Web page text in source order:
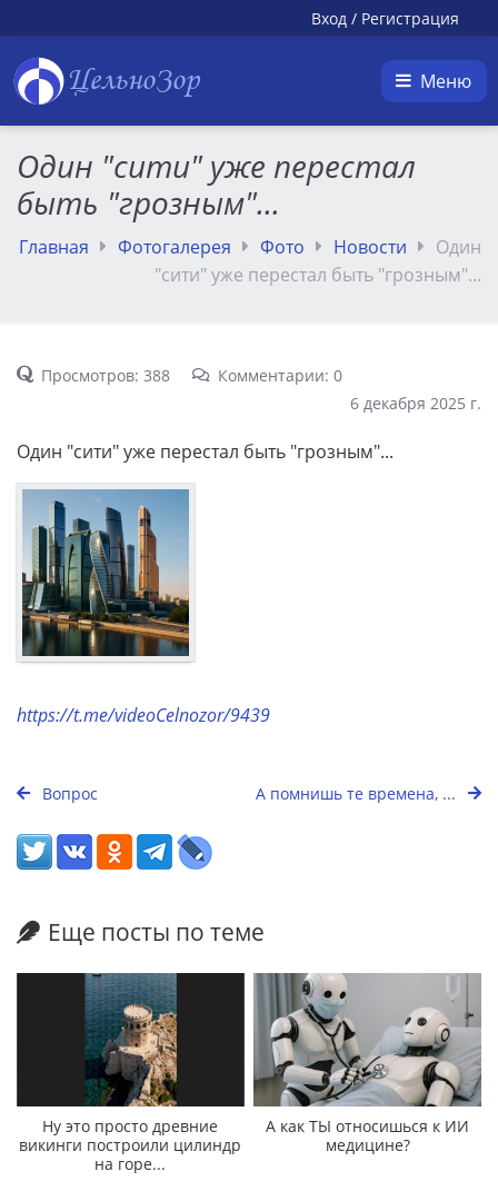
Вход / Регистрация
ЦельноЗор Меню
Один "сити" уже перестал
быть "грозным"...
Главная Фотогалерея Фото Новости
Один
"сити" уже перестал быть "грозным"...
Просмотров: 388
Комментарии: 0
6 декабря 2025 г.
Один "сити" уже перестал быть "грозным"...
https://t.me/videoCelnozor/9439
Вопрос А помнишь те времена, ...
Еще посты по теме
Ну это просто древние
викинги построили цилиндр
на горе...
А как ТЫ относишься к ИИ
медицине?